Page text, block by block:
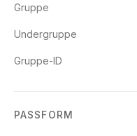
Gruppe
Undergruppe
Gruppe-ID
PASSFORM